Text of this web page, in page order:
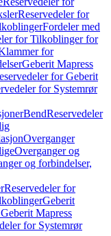
Reservedeler for
Fordeler med
for Tilkoblinger for
for
Geberit Mapress
for Geberit
for Systemrør
BendReservedeler
Overganger
Overganger og
og forbindelser,
Reservedeler for
Geberit
Mapress
for Systemrør